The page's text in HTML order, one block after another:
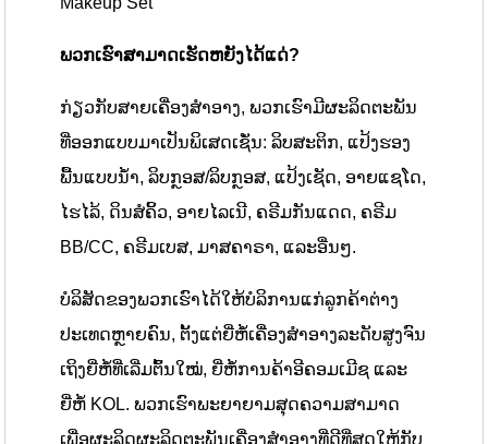
ພວກເຮົາສາມາດເຮັດຫຍັງໄດ້ແດ່?
ກ່ຽວກັບສາຍເຄື່ອງສຳອາງ, ພວກເຮົາມີຜະລິດຕະພັນ
ທີ່ອອກແບບມາເປັນພິເສດເຊັ່ນ: ລິບສະຕິກ, ແປ້ງຮອງ
ພື້ນແບບນໍ້າ, ລິບກຼອສ/ລິບກຼອສ, ແປ້ງເຊັດ, ອາຍແຊໂດ,
ໄຮໄລ້, ດິນສໍຄິ້ວ, ອາຍໄລເນີ, ຄຣີມກັນແດດ, ຄຣີມ
BB/CC, ຄຣີມເບສ, ມາສຄາຣາ, ແລະອື່ນໆ.
ບໍລິສັດຂອງພວກເຮົາໄດ້ໃຫ້ບໍລິການແກ່ລູກຄ້າຕ່າງ
ປະເທດຫຼາຍຄົນ, ຕັ້ງແຕ່ຍີ່ຫໍ້ເຄື່ອງສຳອາງລະດັບສູງຈົນ
ເຖິງຍີ່ຫໍ້ທີ່ເລີ່ມຕົ້ນໃໝ່, ຍີ່ຫໍ້ການຄ້າອີຄອມເມີຊ ແລະ
ຍີ່ຫໍ້ KOL. ພວກເຮົາພະຍາຍາມສຸດຄວາມສາມາດ
ເພື່ອຜະລິດຜະລິດຕະພັນເຄື່ອງສຳອາງທີ່ດີທີ່ສຸດໃຫ້ກັບ